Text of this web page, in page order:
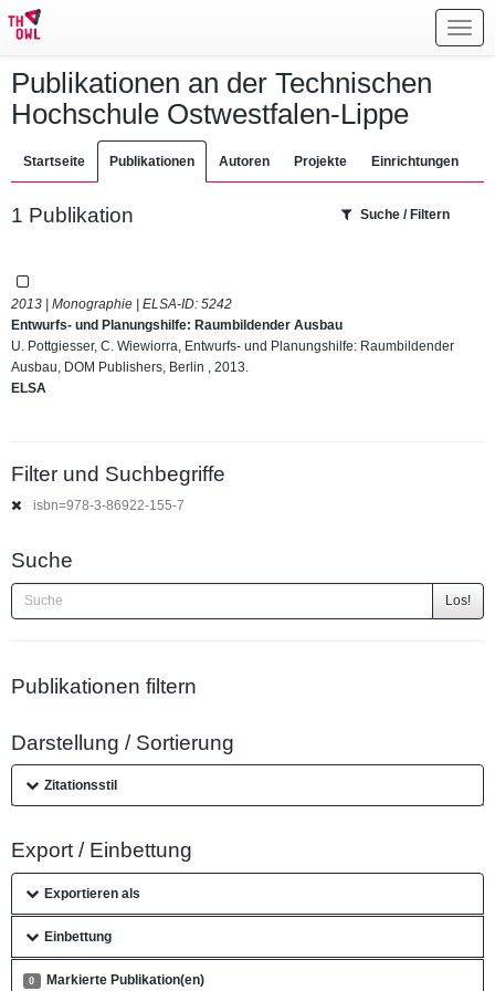
Publikationen an der Technischen
Hochschule Ostwestfalen-Lippe
Startseite Publikationen Autoren Projekte Einrichtungen
1 Publikation Suche / Filtern
2013 | Monographie | ELSA-ID: 5242
Entwurfs- und Planungshilfe: Raumbildender Ausbau
U. Pottgiesser, C. Wiewiorra, Entwurfs- und Planungshilfe: Raumbildender
Ausbau, DOM Publishers, Berlin , 2013.
ELSA
Filter und Suchbegriffe
isbn=978-3-86922-155-7
Suche
Los!
Publikationen filtern
Darstellung / Sortierung
Zitationsstil
Export / Einbettung
Exportieren als
Einbettung
0 Markierte Publikation(en)